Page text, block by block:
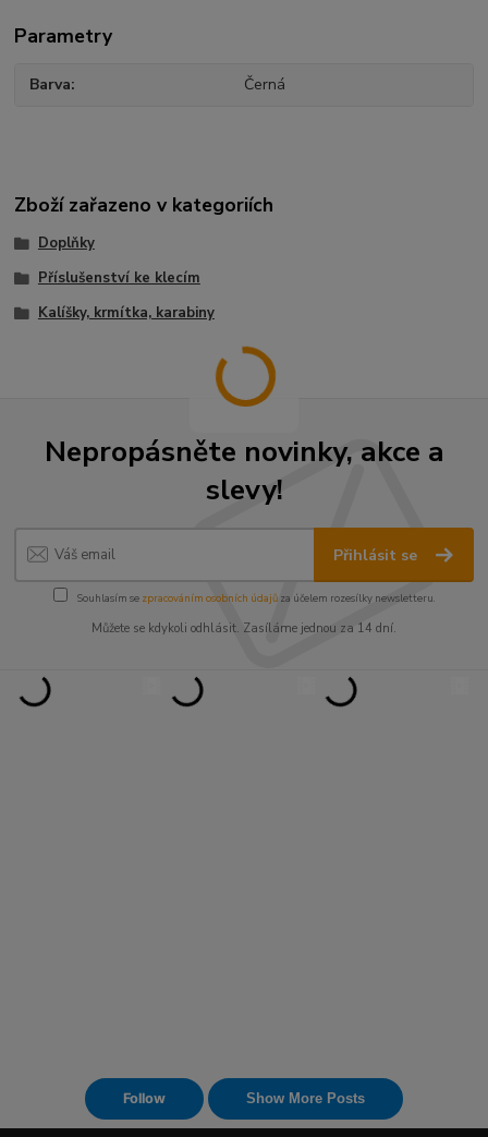
Parametry
Barva Černá
Zboží zařazeno v kategoriích
Doplňky
Příslušenství ke klecím
Kalíšky, krmítka, karabiny
Nepropásněte novinky, akce a
slevy!
Přihlásit se
Souhlasím se zpracováním osobních údajůza účelem rozesílky newsletteru.
Můžete se kdykoli odhlásit. Zasíláme jednou za 14 dní.